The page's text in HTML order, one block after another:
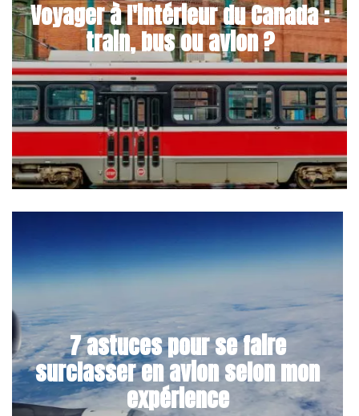
Voyager à l'intérieur du Canada :
train, bus ou avion ?
7 astuces pour se faire
surclasser en avion selon mon
expérience